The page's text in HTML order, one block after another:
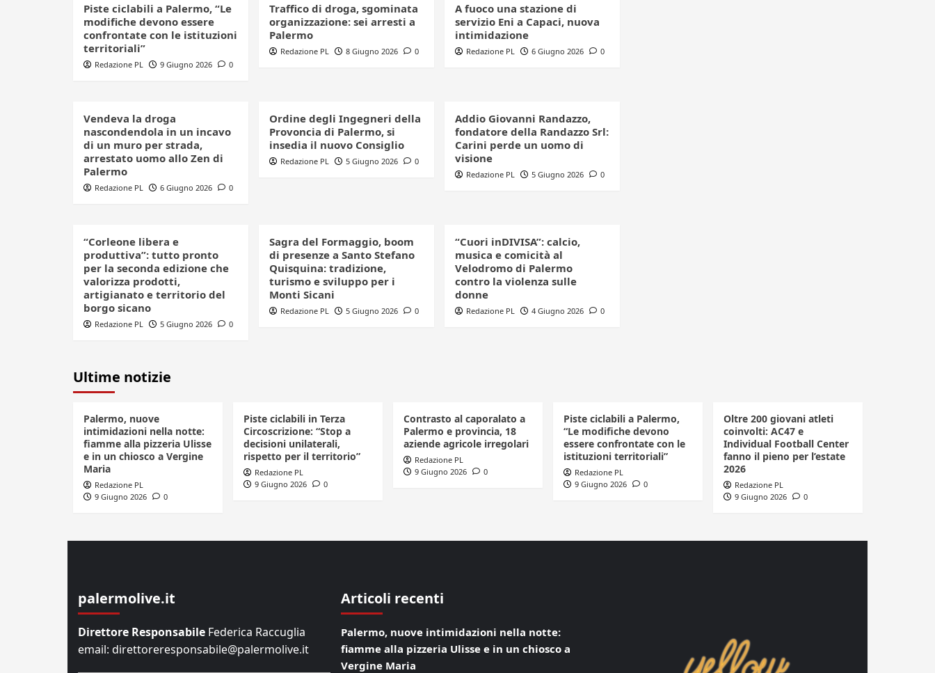
Piste ciclabili a Palermo, “Le
modifiche devono essere
confrontate con le istituzioni
territoriali”
Redazione PL 9 Giugno 2026 0
Traffico di droga, sgominata
organizzazione: sei arresti a
Palermo
Redazione PL 8 Giugno 2026 0
A fuoco una stazione di
servizio Eni a Capaci, nuova
intimidazione
Redazione PL 6 Giugno 2026 0
Vendeva la droga
nascondendola in un incavo
di un muro per strada,
arrestato uomo allo Zen di
Palermo
Redazione PL 6 Giugno 2026 0
Ordine degli Ingegneri della
Provoncia di Palermo, si
insedia il nuovo Consiglio
Redazione PL 5 Giugno 2026 0
Addio Giovanni Randazzo,
fondatore della Randazzo Srl:
Carini perde un uomo di
visione
Redazione PL 5 Giugno 2026 0
“Corleone libera e
produttiva”: tutto pronto
per la seconda edizione che
valorizza prodotti,
artigianato e territorio del
borgo sicano
Redazione PL 5 Giugno 2026 0
Sagra del Formaggio, boom
di presenze a Santo Stefano
Quisquina: tradizione,
turismo e sviluppo per i
Monti Sicani
Redazione PL 5 Giugno 2026 0
“Cuori inDIVISA”: calcio,
musica e comicità al
Velodromo di Palermo
contro la violenza sulle
donne
Redazione PL 4 Giugno 2026 0
Ultime notizie
Palermo, nuove
intimidazioni nella notte:
fiamme alla pizzeria Ulisse
e in un chiosco a Vergine
Maria
Redazione PL
9 Giugno 2026
0
Piste ciclabili in Terza
Circoscrizione: “Stop a
decisioni unilaterali,
rispetto per il territorio”
Redazione PL
9 Giugno 2026
0
Contrasto al caporalato a
Palermo e provincia, 18
aziende agricole irregolari
Redazione PL
9 Giugno 2026
0
Piste ciclabili a Palermo,
“Le modifiche devono
essere confrontate con le
istituzioni territoriali”
Redazione PL
9 Giugno 2026
0
Oltre 200 giovani atleti
coinvolti: AC47 e
Individual Football Center
fanno il pieno per l’estate
2026
Redazione PL
9 Giugno 2026
0
palermolive.it
Direttore Responsabile Federica Raccuglia
email: direttoreresponsabile@palermolive.it
Articoli recenti
Palermo, nuove intimidazioni nella notte:
fiamme alla pizzeria Ulisse e in un chiosco a
Vergine Maria